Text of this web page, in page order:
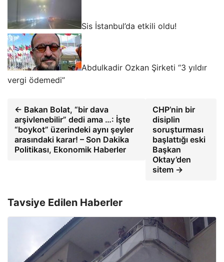
Sis İstanbul’da etkili oldu!
Abdulkadir Ozkan Şirketi “3 yıldır
vergi ödemedi”
← Bakan Bolat, “bir dava
arşivlenebilir” dedi ama …: İşte
“boykot” üzerindeki aynı şeyler
arasındaki karar! – Son Dakika
Politikası, Ekonomik Haberler
CHP’nin bir
disiplin
soruşturması
başlattığı eski
Başkan
Oktay’den
sitem →
Tavsiye Edilen Haberler